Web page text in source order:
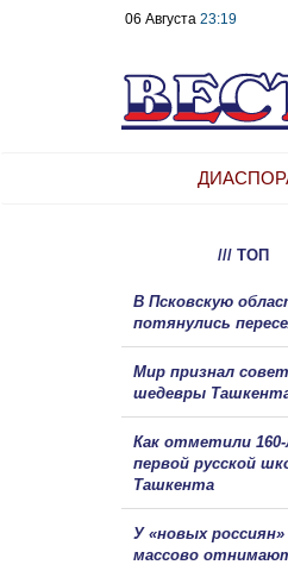
06 Августа 23:19
/// ТОП
В Псковскую
потянулись
Мир признал
шедевры
Как отметили
первой русской
Ташкента
У «новых россиян»
массово